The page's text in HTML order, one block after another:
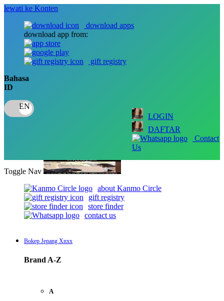
lewati ke Konten
download apps
download app from:
gift registry
Bahasa
ID
LOGIN
DAFTAR
Contact
Us
Toggle Nav
about Kanmo Circle
gift registry
store finder
contact us
Bokep Jepang Xnxx
Brand A-Z
A